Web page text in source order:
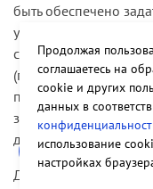
быть обеспечено
учитывать, что
специальной нормы.
(причем не в
подобной ситуации
законодательством и
допустимости.
Дореволюционное
Продолжая
соглашаетесь на
cookie и других
данных в
использование
настройках